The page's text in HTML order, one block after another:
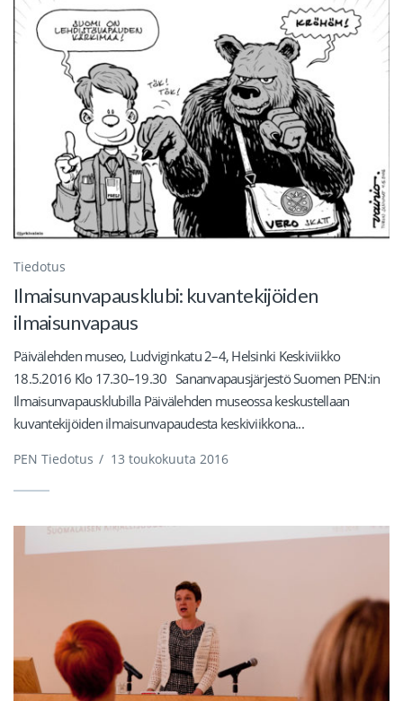
Tiedotus
Ilmaisunvapausklubi: kuvantekijöiden
ilmaisunvapaus
Päivälehden museo, Ludviginkatu 2–4, Helsinki Keskiviikko
18.5.2016 Klo 17.30–19.30 Sananvapausjärjestö Suomen PEN:in
Ilmaisunvapausklubilla Päivälehden museossa keskustellaan
kuvantekijöiden ilmaisunvapaudesta keskiviikkona...
PEN Tiedotus / 13 toukokuuta 2016